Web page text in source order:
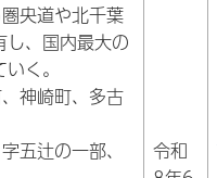
央道や北千葉
、国内最大の
く。
神崎町、多古
五辻の一部、
令和